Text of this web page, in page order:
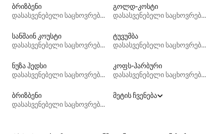
ბრიზბენი
დასასვენებელი საცხოვრებლები
გოლდ-კოსტი
დასასვენებელი საცხოვრებლები
სანშაინ კოუსტი
დასასვენებელი საცხოვრებლები
ტუვუმბა
დასასვენებელი საცხოვრებლები
ნუზა ჰედსი
დასასვენებელი საცხოვრებლები
კოფს-ჰარბური
დასასვენებელი საცხოვრებლები
ბრიზბენი
დასასვენებელი საცხოვრებლები
მეტის ჩვენება